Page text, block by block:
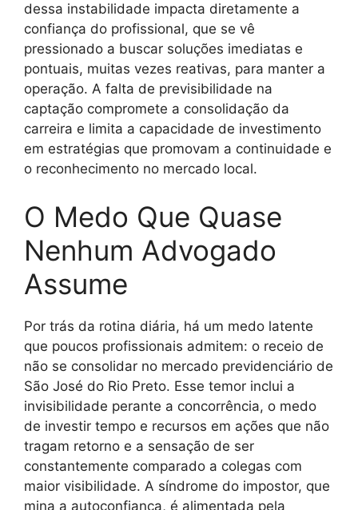
dessa instabilidade impacta diretamente a
confiança do profissional, que se vê
pressionado a buscar soluções imediatas e
pontuais, muitas vezes reativas, para manter a
operação. A falta de previsibilidade na
captação compromete a consolidação da
carreira e limita a capacidade de investimento
em estratégias que promovam a continuidade e
o reconhecimento no mercado local.
O Medo Que Quase
Nenhum Advogado
Assume
Por trás da rotina diária, há um medo latente
que poucos profissionais admitem: o receio de
não se consolidar no mercado previdenciário de
São José do Rio Preto. Esse temor inclui a
invisibilidade perante a concorrência, o medo
de investir tempo e recursos em ações que não
tragam retorno e a sensação de ser
constantemente comparado a colegas com
maior visibilidade. A síndrome do impostor, que
mina a autoconfiança, é alimentada pela